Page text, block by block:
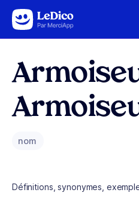
Aller au contenu
nom
Définitions, synonymes,